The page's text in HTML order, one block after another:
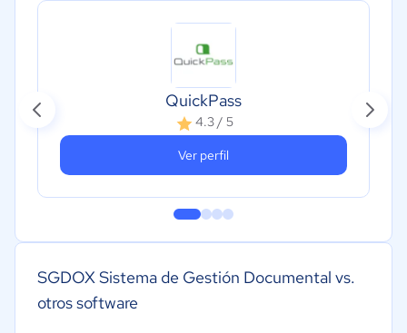
QuickPass
4.3 / 5
Ver perfil
SGDOX Sistema de Gestión Documental vs.
otros software